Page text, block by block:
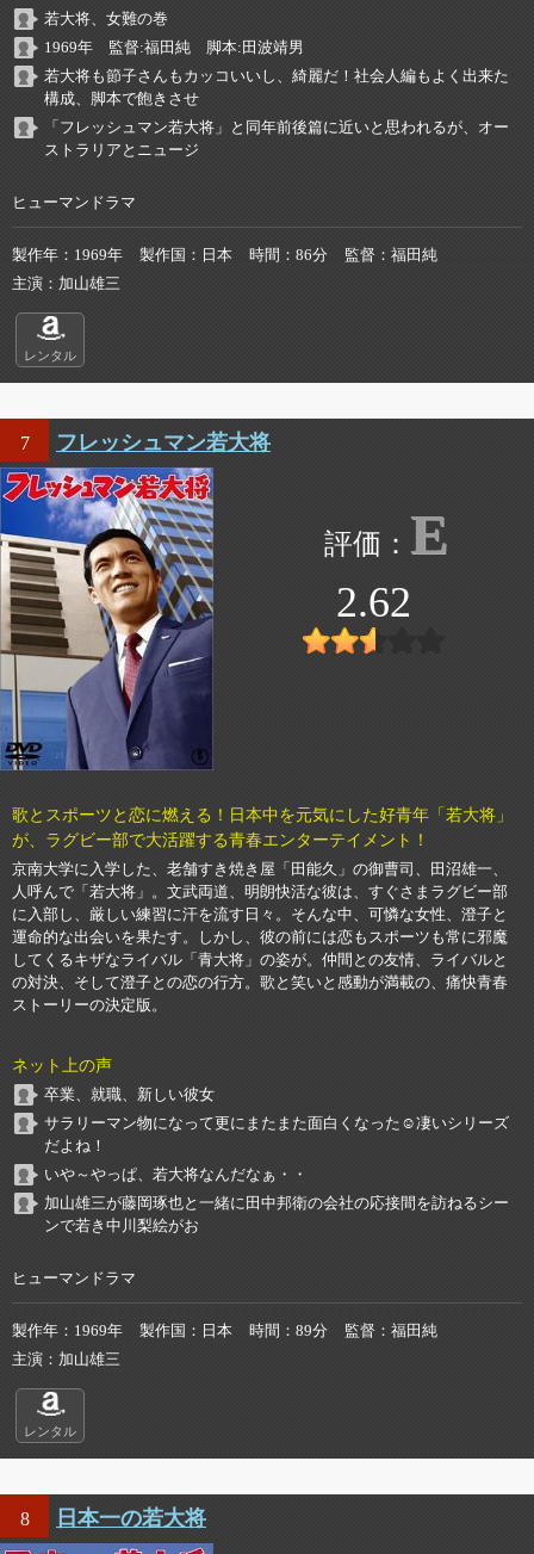
若大将、女難の巻
1969年 監督:福田純 脚本:田波靖男
若大将も節子さんもカッコいいし、綺麗だ！社会人編もよく出来た
構成、脚本で飽きさせ
「フレッシュマン若大将」と同年前後篇に近いと思われるが、オー
ストラリアとニュージ
ヒューマンドラマ
製作年 1969年 製作国 日本 時間 86分 監督
福田純
主演
加山雄三
レンタル
7 フレッシュマン若大将
E
2.62
歌とスポーツと恋に燃える！日本中を元気にした好青年「若大将」
が、ラグビー部で大活躍する青春エンターテイメント！
京南大学に入学した、老舗すき焼き屋「田能久」の御曹司、田沼雄一、
人呼んで「若大将」。文武両道、明朗快活な彼は、すぐさまラグビー部
に入部し、厳しい練習に汗を流す日々。そんな中、可憐な女性、澄子と
運命的な出会いを果たす。しかし、彼の前には恋もスポーツも常に邪魔
してくるキザなライバル「青大将」の姿が。仲間との友情、ライバルと
の対決、そして澄子との恋の行方。歌と笑いと感動が満載の、痛快青春
ストーリーの決定版。
ネット上の声
卒業、就職、新しい彼女
サラリーマン物になって更にまたまた面白くなった☺️凄いシリーズ
だよね！
いや～やっぱ、若大将なんだなぁ・・
加山雄三が藤岡琢也と一緒に田中邦衛の会社の応接間を訪ねるシー
ンで若き中川梨絵がお
ヒューマンドラマ
製作年 1969年 製作国 日本 時間 89分 監督
福田純
主演
加山雄三
レンタル
8 日本一の若大将